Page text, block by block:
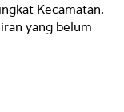
Kecamatan.
yang belum